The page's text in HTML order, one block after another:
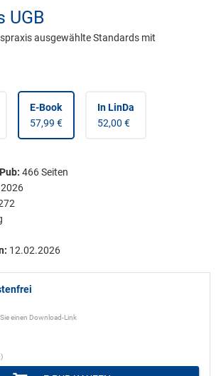
UGB
ausgewählte Standards mit
E-Book
57,99 €
In LinDa
52,00 €
: 466Seiten
12.02.2026
einen Download-Link